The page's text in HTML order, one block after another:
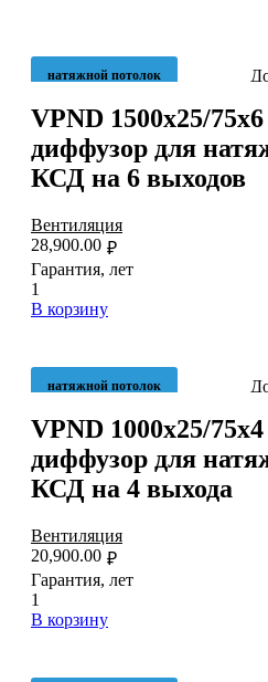
натяжной потолок
VPND 1500х25/
диффузор для
КСД на 6 выходов
Вентиляция
₽
28,900.00
Гарантия, лет
1
В корзину
натяжной потолок
VPND 1000х25/
диффузор для
КСД на 4 выхода
Вентиляция
₽
20,900.00
Гарантия, лет
1
В корзину